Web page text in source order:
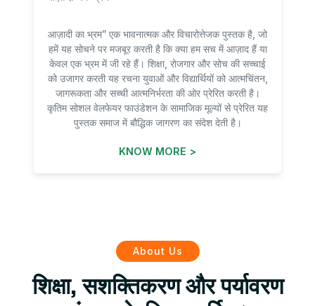
आज़ादी का भ्रम” एक भावनात्मक और विचारोत्तेजक पुस्तक है, जो
हमें यह सोचने पर मजबूर करती है कि क्या हम सच में आज़ाद हैं या
केवल एक भ्रम में जी रहे हैं। शिक्षा, रोजगार और सोच की सच्चाई
को उजागर करती यह रचना युवाओं और विद्यार्थियों को आत्मचिंतन,
जागरूकता और सच्ची आत्मनिर्भरता की ओर प्रेरित करती है।
कृतिम सोशल वेलफेयर फाउंडेशन के सामाजिक मूल्यों से प्रेरित यह
पुस्तक समाज में बौद्धिक जागरण का संदेश देती है।
KNOW MORE >
About Us
शिक्षा, सशक्तिकरण और पर्यावरण